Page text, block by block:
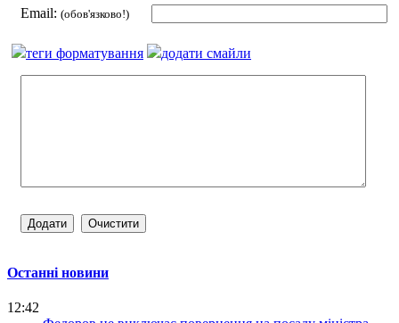
Email: (обов'язково!)
теги форматування додати смайли
Останні новини
12:42